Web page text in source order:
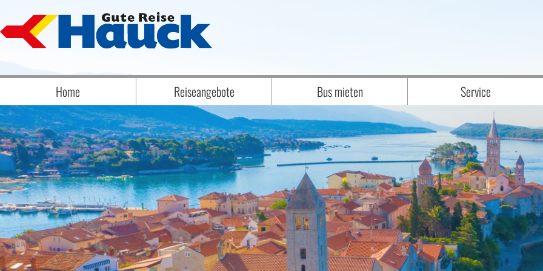
Home Reiseangebote
Badereise Badeaufenthalt
Biathlon
Eröffnungs-, Abschluss- & Erlebnisreisen
Eventreisen
Flugreisen
Frühjahrsreisen
Jubelreisen
Kurzreisen
Musicals und Musikreisen
Bus mieten
Unser Fuhrpark
Service
WIR über UNS - UNSER TEAM
Downloads
interessante BILDER von
Katalogbestellung
Newsletteranmeldung
Reisegutschein
Zustiegsmöglichkeiten